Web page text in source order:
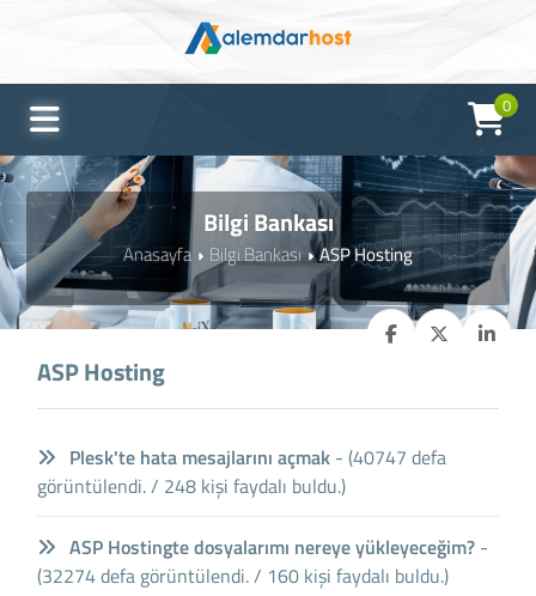
0
Bilgi Bankası
Anasayfa Bilgi Bankası ASP Hosting
ASP Hosting
Plesk'te hata mesajlarını açmak - (40747 defa
görüntülendi. / 248 kişi faydalı buldu.)
ASP Hostingte dosyalarımı nereye yükleyeceğim? -
(32274 defa görüntülendi. / 160 kişi faydalı buldu.)